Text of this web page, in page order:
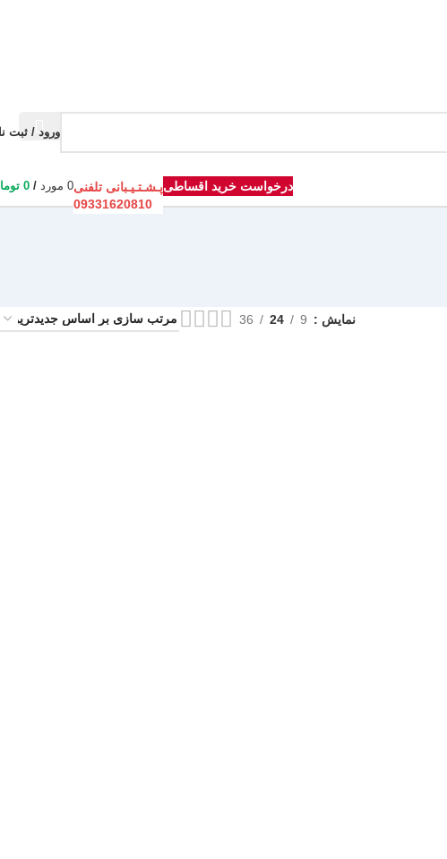
ورود / ثبت
درخواست خرید اقساطیپـشـتـیـبانی تلفنی
09331620810
0 مورد /
0
نمایش 9
24
36